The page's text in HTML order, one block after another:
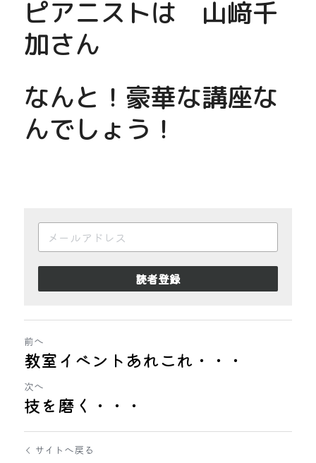
ピアニストは　山﨑千
加さん
なんと！豪華な講座な
んでしょう！
読者登録
前へ
教室イベントあれこれ・・・
次へ
技を磨く・・・
サイトへ戻る